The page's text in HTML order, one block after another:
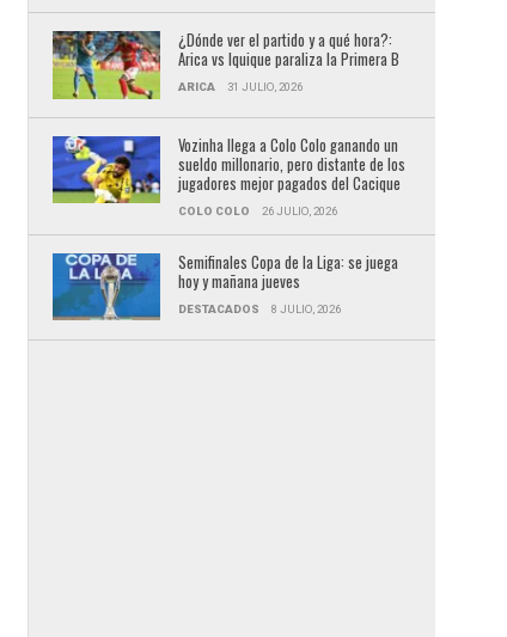
¿Dónde ver el partido y a qué hora?:
Arica vs Iquique paraliza la Primera B
ARICA 31 JULIO, 2026
Vozinha llega a Colo Colo ganando un
sueldo millonario, pero distante de los
jugadores mejor pagados del Cacique
COLO COLO 26 JULIO, 2026
Semifinales Copa de la Liga: se juega
hoy y mañana jueves
DESTACADOS 8 JULIO, 2026